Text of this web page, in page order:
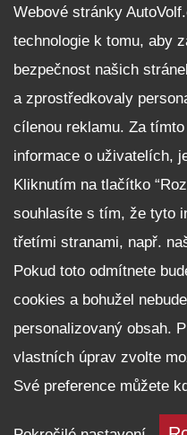
Zásady zpracování
Upozornění pro
Auto Volf spol. s r.o. | IČ: 49194216
Webové stránky
technologie k tomu, aby
bezpečnost našich
a zprostředkovaly
cílenou reklamu. Za
informace o uživatelích,
Kliknutím na tlačítko
souhlasíte s tím, že tyto
třetími stranami, např.
Pokud toto odmítnete
cookies a bohužel
personalizovaný obsah.
vlastních úprav zvolte
Své preference můžete